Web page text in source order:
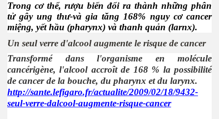
Trong cơ thể, rượu biến đổi ra thành những phân
tử gây ung thư-và gia tăng 168% nguy cơ cancer
miệng, yết hầu (pharynx) và thanh quản (larnx).
Un seul verre d'alcool augmente le risque de cancer
Transformé dans l'organisme en molécule
cancérigène, l'alcool accroît de 168 % la possibilité
de cancer de la bouche, du pharynx et du larynx.
http://sante.lefigaro.fr/actualite/2009/02/18/9432-
seul-verre-dalcool-augmente-risque-cancer
- Phần 1